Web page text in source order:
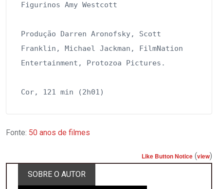
Figurinos Amy Westcott
Produção Darren Aronofsky, Scott
Franklin, Michael Jackman, FilmNation
Entertainment, Protozoa Pictures.
Cor, 121 min (2h01)
Fonte: 50 anos de filmes
Like Button Notice (view)
SOBRE O AUTOR